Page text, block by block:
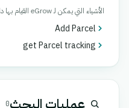
الأشياء التي يمكن لـ eGrow القيام بها داخل Mazacourses.
Add Parcel
get Parcel tracking
عمليات البحث0